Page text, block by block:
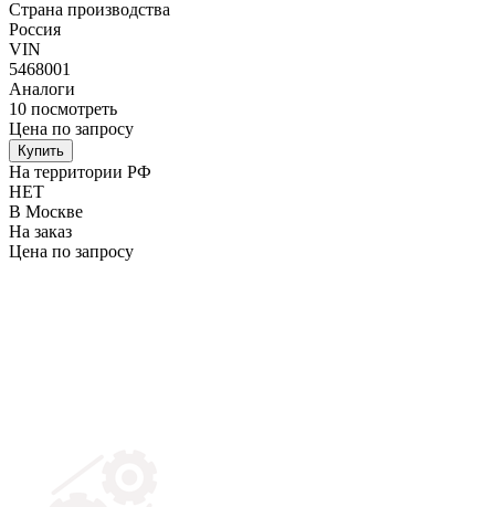
Страна производства
Россия
VIN
5468001
Аналоги
10 посмотреть
Цена по запросу
Купить
На территории РФ
НЕТ
В Москве
На заказ
Цена по запросу